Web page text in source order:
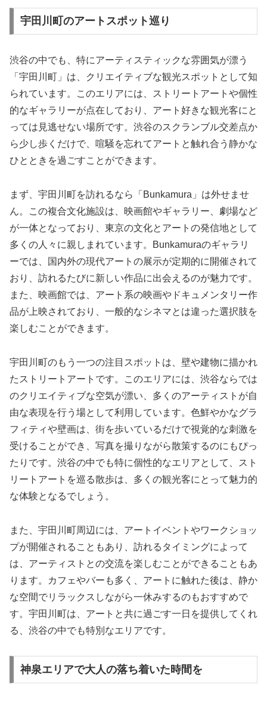
宇田川町のアートスポット巡り
渋谷の中でも、特にアーティスティックな雰囲気が漂う
「宇田川町」は、クリエイティブな観光スポットとして知
られています。このエリアには、ストリートアートや個性
的なギャラリーが点在しており、アート好きな観光客にと
っては見逃せない場所です。渋谷のスクランブル交差点か
ら少し歩くだけで、喧騒を忘れてアートと触れ合う静かな
ひとときを過ごすことができます。
まず、宇田川町を訪れるなら「Bunkamura」は外せませ
ん。この複合文化施設は、映画館やギャラリー、劇場など
が一体となっており、東京の文化とアートの発信地として
多くの人々に親しまれています。Bunkamuraのギャラリ
ーでは、国内外の現代アートの展示が定期的に開催されて
おり、訪れるたびに新しい作品に出会えるのが魅力です。
また、映画館では、アート系の映画やドキュメンタリー作
品が上映されており、一般的なシネマとは違った選択肢を
楽しむことができます。
宇田川町のもう一つの注目スポットは、壁や建物に描かれ
たストリートアートです。このエリアには、渋谷ならでは
のクリエイティブな空気が漂い、多くのアーティストが自
由な表現を行う場として利用しています。色鮮やかなグラ
フィティや壁画は、街を歩いているだけで視覚的な刺激を
受けることができ、写真を撮りながら散策するのにもぴっ
たりです。渋谷の中でも特に個性的なエリアとして、スト
リートアートを巡る散歩は、多くの観光客にとって魅力的
な体験となるでしょう。
また、宇田川町周辺には、アートイベントやワークショッ
プが開催されることもあり、訪れるタイミングによって
は、アーティストとの交流を楽しむことができることもあ
ります。カフェやバーも多く、アートに触れた後は、静か
な空間でリラックスしながら一休みするのもおすすめで
す。宇田川町は、アートと共に過ごす一日を提供してくれ
る、渋谷の中でも特別なエリアです。
神泉エリアで大人の落ち着いた時間を